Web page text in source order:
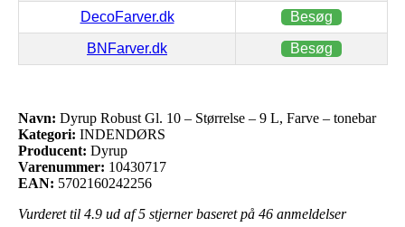
DecoFarver.dk Besøg
BNFarver.dk Besøg
Navn: Dyrup Robust Gl. 10 – Størrelse – 9 L, Farve – tonebar
Kategori: INDENDØRS
Producent: Dyrup
Varenummer: 10430717
EAN: 5702160242256
Vurderet til 4.9 ud af 5 stjerner baseret på 46 anmeldelser